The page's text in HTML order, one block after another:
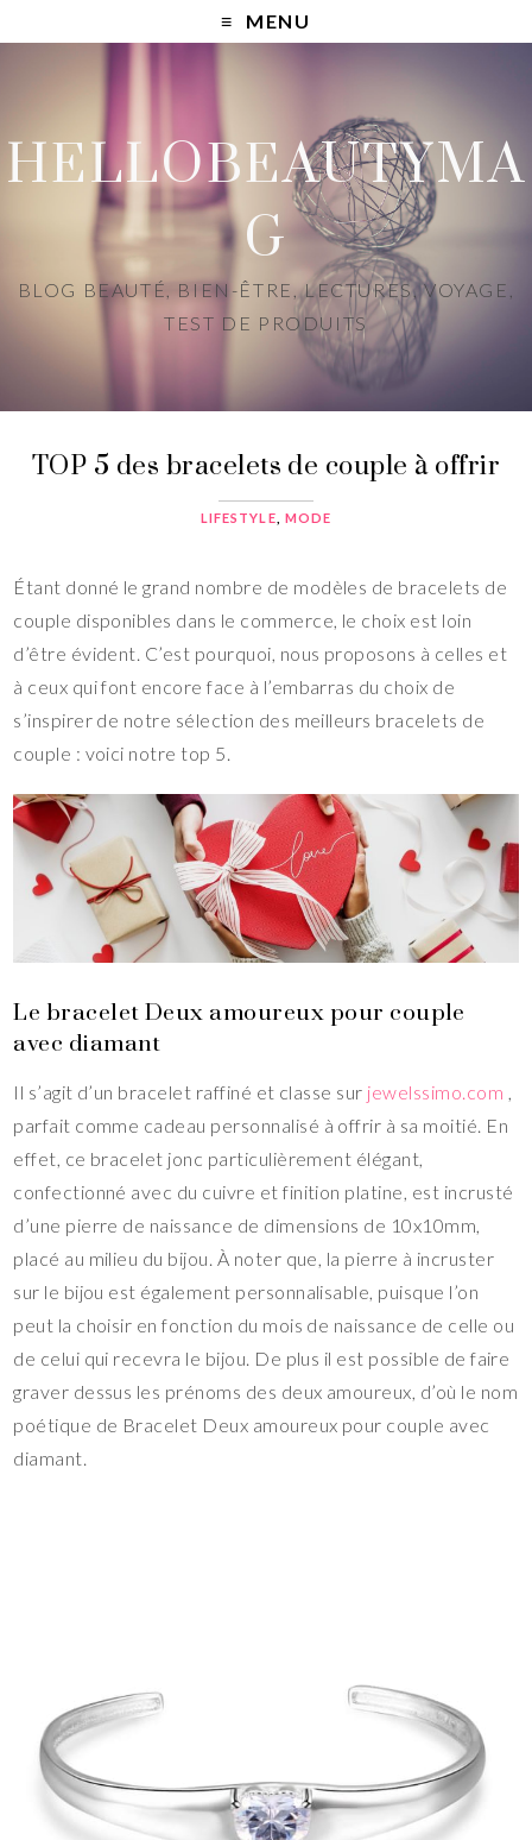
MENU
HELLOBEAUTYMA
G
BLOG BEAUTÉ, BIEN-ÊTRE, LECTURES, VOYAGE,
TEST DE PRODUITS
TOP 5 des bracelets de couple à offrir
LIFESTYLE MODE
Étant donné le grand nombre de modèles de bracelets de
couple disponibles dans le commerce, le choix est loin
d’être évident. C’est pourquoi, nous proposons à celles et
à ceux qui font encore face à l’embarras du choix de
s’inspirer de notre sélection des meilleurs bracelets de
couple : voici notre top 5.
Le bracelet Deux amoureux pour couple
avec diamant
Il s’agit d’un bracelet raffiné et classe sur jewelssimo.com ,
parfait comme cadeau personnalisé à offrir à sa moitié. En
effet, ce bracelet jonc particulièrement élégant,
confectionné avec du cuivre et finition platine, est incrusté
d’une pierre de naissance de dimensions de 10x10mm,
placé au milieu du bijou. À noter que, la pierre à incruster
sur le bijou est également personnalisable, puisque l’on
peut la choisir en fonction du mois de naissance de celle ou
de celui qui recevra le bijou. De plus il est possible de faire
graver dessus les prénoms des deux amoureux, d’où le nom
poétique de Bracelet Deux amoureux pour couple avec
diamant.